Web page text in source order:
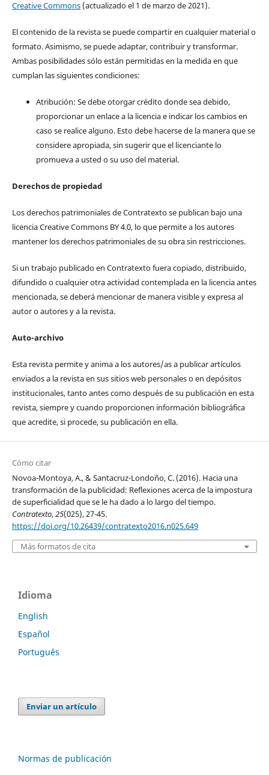
Creative Commons(actualizado el 1 de marzo de 2021).
El contenido de la revista se puede compartir en cualquier material o
formato. Asimismo, se puede adaptar, contribuir y transformar.
Ambas posibilidades sólo están permitidas en la medida en que
cumplan las siguientes condiciones:
Atribución: Se debe otorgar crédito donde sea debido,
proporcionar un enlace a la licencia e indicar los cambios en
caso se realice alguno. Esto debe hacerse de la manera que se
considere apropiada, sin sugerir que el licenciante lo
promueva a usted o su uso del material.
Derechos de propiedad
Los derechos patrimoniales de Contratexto se publican bajo una
licencia Creative Commons BY 4.0, lo que permite a los autores
mantener los derechos patrimoniales de su obra sin restricciones.
Si un trabajo publicado en Contratexto fuera copiado, distribuido,
difundido o cualquier otra actividad contemplada en la licencia antes
mencionada, se deberá mencionar de manera visible y expresa al
autor o autores y a la revista.
Auto-archivo
Esta revista permite y anima a los autores/as a publicar artículos
enviados a la revista en sus sitios web personales o en depósitos
institucionales, tanto antes como después de su publicación en esta
revista, siempre y cuando proporcionen información bibliográfica
que acredite, si procede, su publicación en ella.
Cómo citar
Novoa-Montoya, A., & Santacruz-Londoño, C. (2016). Hacia una
transformación de la publicidad: Reflexiones acerca de la impostura
de superficialidad que se le ha dado a lo largo del tiempo.
Contratexto,25(025), 27-45.
https://doi.org/10.26439/contratexto2016.n025.649
Más formatos de cita
Idioma
English
Español
Português
Enviar un artículo
Normas de publicación